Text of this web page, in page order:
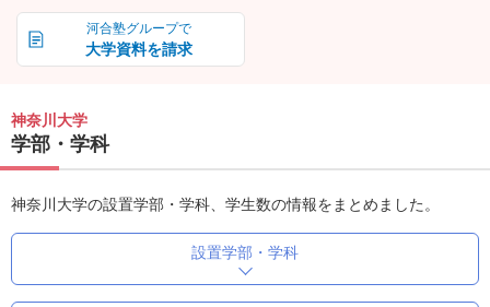
河合塾グループで
大学資料を請求
神奈川大学
学部・学科
神奈川大学の設置学部・学科、学生数の情報をまとめました。
設置学部・学科